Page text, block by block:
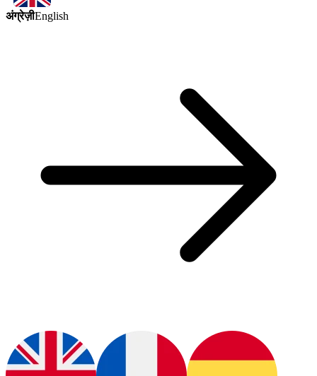
अंग्रेज़ीEnglish